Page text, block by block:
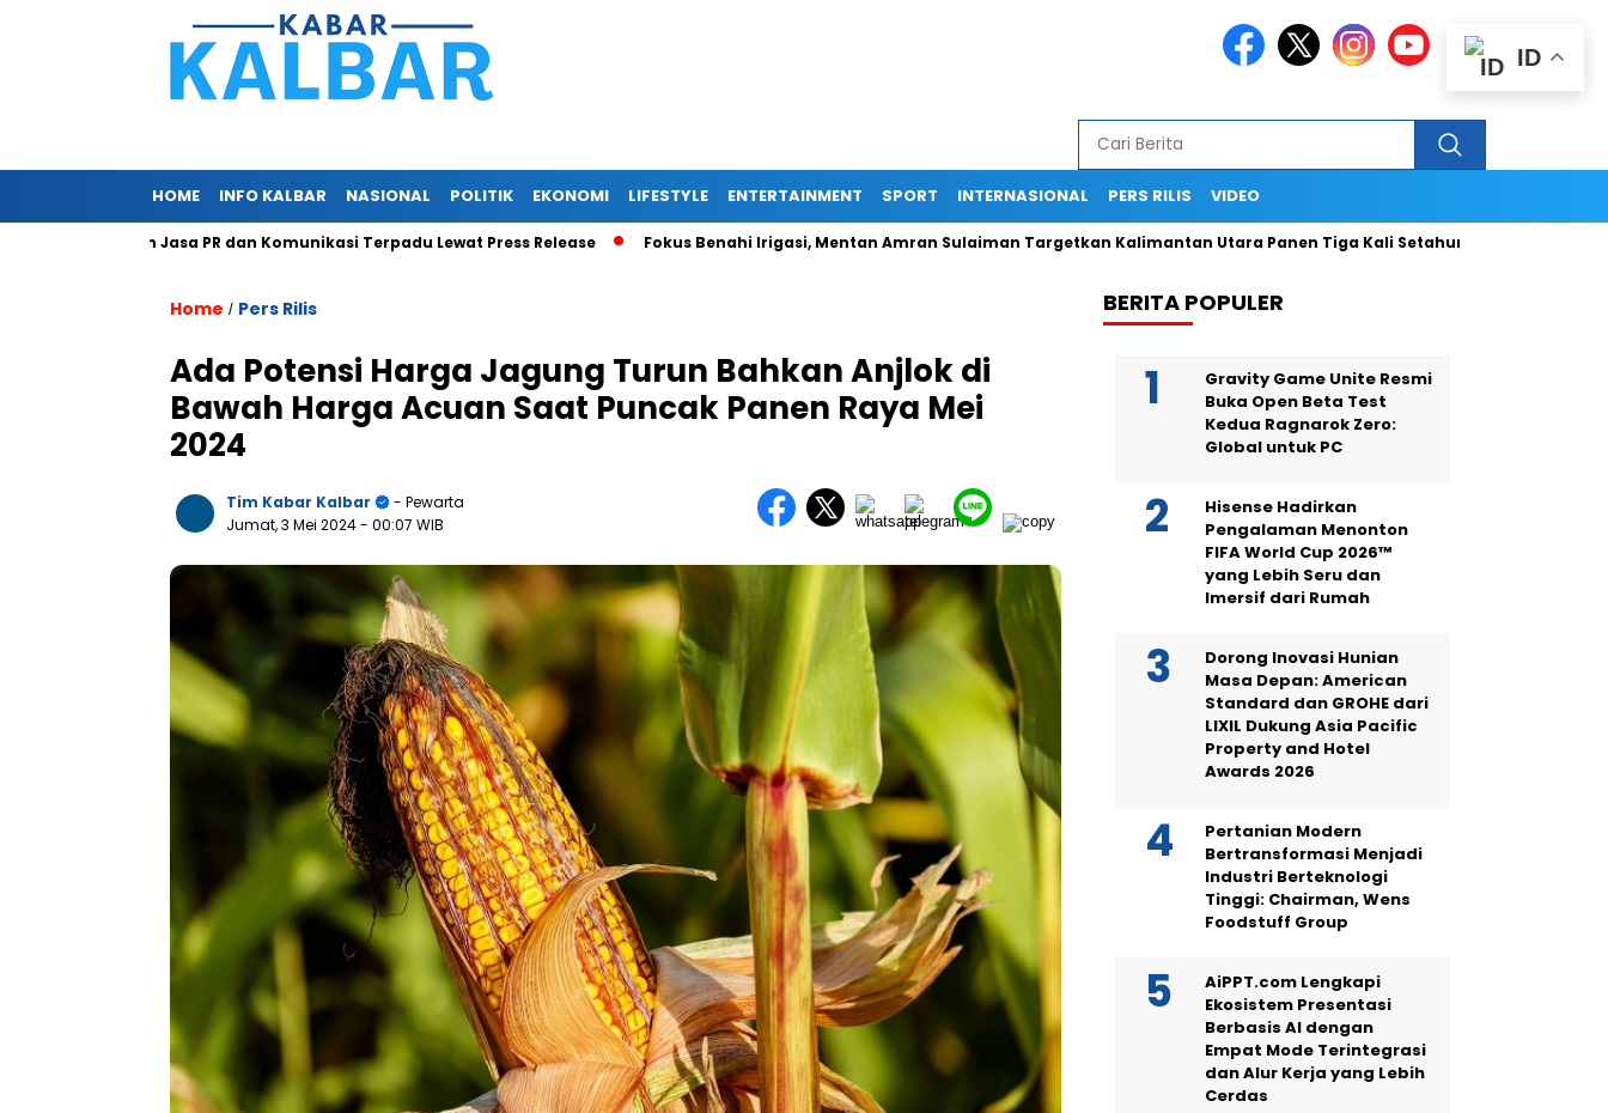
HOME INFO KALBAR NASIONAL POLITIK EKONOMI LIFESTYLE ENTERTAINMENT SPORT INTERNASIONAL PERS RILIS VIDEO
Berikan Jasa PR dan Komunikasi Terpadu Lewat Press Release Fokus Benahi Irigasi, Mentan Amran Sulaiman Targetkan Kalimantan Utara Panen Tiga Kali Setahun Termasuk Dapat
Home / Pers Rilis
Ada Potensi Harga Jagung Turun Bahkan Anjlok di
Bawah Harga Acuan Saat Puncak Panen Raya Mei
2024
Tim Kabar Kalbar
- Pewarta
Jumat, 3 Mei 2024- 00:07 WIB
BERITA POPULER
Gravity Game Unite Resmi
Buka Open Beta Test
Kedua Ragnarok Zero:
Global untuk PC
Hisense Hadirkan
Pengalaman Menonton
FIFA World Cup 2026™
yang Lebih Seru dan
Imersif dari Rumah
Dorong Inovasi Hunian
Masa Depan: American
Standard dan GROHE dari
LIXIL Dukung Asia Pacific
Property and Hotel
Awards 2026
Pertanian Modern
Bertransformasi Menjadi
Industri Berteknologi
Tinggi: Chairman, Wens
Foodstuff Group
AiPPT.com Lengkapi
Ekosistem Presentasi
Berbasis AI dengan
Empat Mode Terintegrasi
dan Alur Kerja yang Lebih
Cerdas
ID